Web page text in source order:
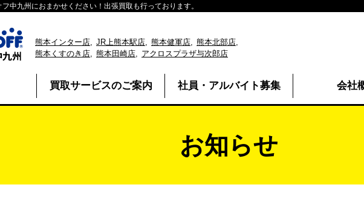
中九州におまかせください！出張買取も行っております。
熊本インター店 JR上熊本駅店 熊本健軍店
熊本北部店
熊本くすのき店
熊本田崎店 アクロスプラザ与次郎店
買取サービスのご案内 社員・アルバイト募集 会社
お知らせ